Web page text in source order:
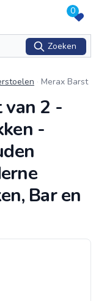
0
Zoeken
Merax Barst
n 2 - Transp
ukken - Acry
van 2 -
-
Bar en